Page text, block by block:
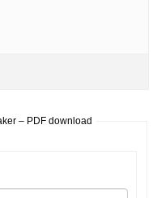
– PDF download